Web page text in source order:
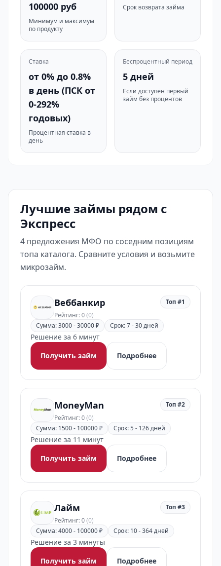
100000 руб
Минимум и максимум
по продукту
Срок возврата займа
Ставка
от 0% до 0.8%
в день (ПСК от
0-292%
годовых)
Процентная ставка в
день
Беспроцентный период
5 дней
Если доступен первый
займ без процентов
Лучшие займы рядом с
Экспресс
4 предложения МФО по соседним позициям
топа каталога. Сравните условия и возьмите
микрозайм.
Веббанкир
Рейтинг: 0(0)
Топ #1
Сумма: 3000 - 30000 ₽ Срок: 7 - 30 дней
Решение за 6 минут
Получить займ
Подробнее
MoneyMan
Рейтинг: 0(0)
Топ #2
Сумма: 1500 - 100000 ₽ Срок: 5 - 126 дней
Решение за 11 минут
Получить займ
Подробнее
Лайм
Рейтинг: 0(0)
Топ #3
Сумма: 4000 - 100000 ₽ Срок: 10 - 364 дней
Решение за 3 минуты
Получить займ
Подробнее